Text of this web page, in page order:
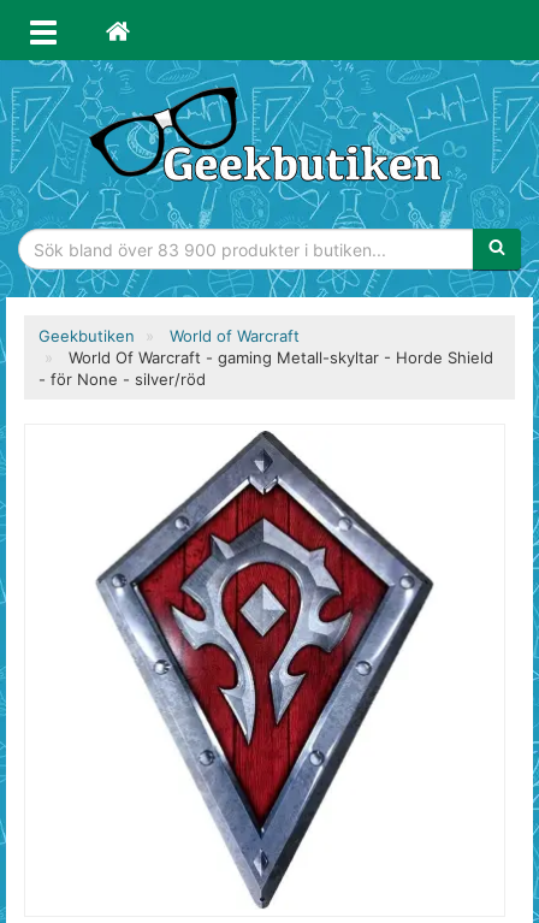
Geekbutiken
World of Warcraft
World Of Warcraft - gaming Metall-skyltar - Horde Shield
- för None - silver/röd